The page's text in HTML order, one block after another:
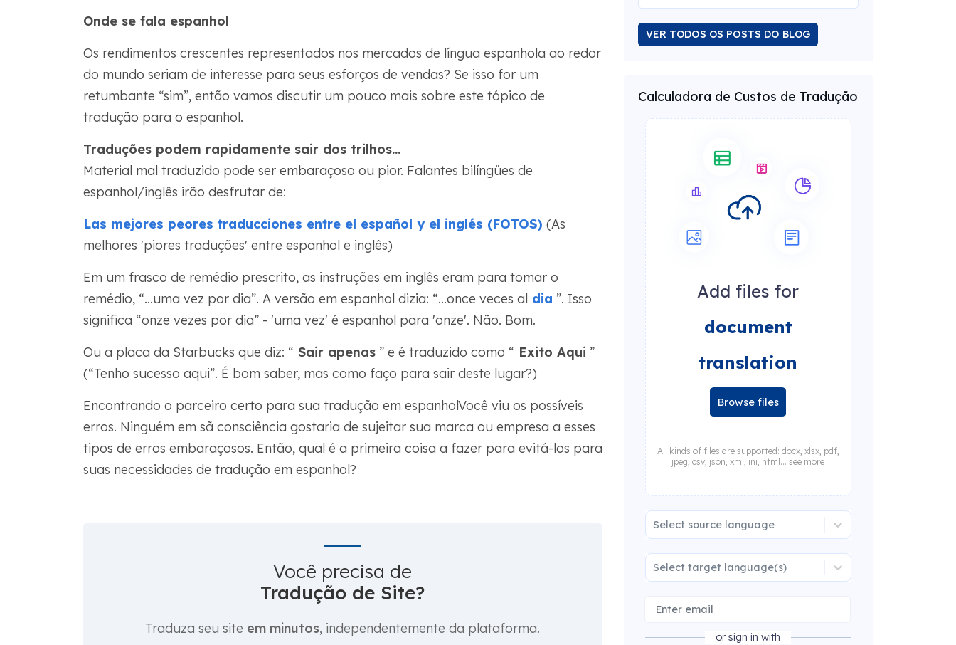
Onde se fala espanhol
Os rendimentos crescentes representados nos mercados de língua espanhola ao redor
do mundo seriam de interesse para seus esforços de vendas? Se isso for um
retumbante “sim”, então vamos discutir um pouco mais sobre este tópico de
tradução para o espanhol.
Traduções podem rapidamente sair dos trilhos…
Material mal traduzido pode ser embaraçoso ou pior. Falantes bilíngües de
espanhol/inglês irão desfrutar de:
Las mejores peores traducciones entre el español y el inglés (FOTOS) (As
melhores 'piores traduções' entre espanhol e inglês)
Em um frasco de remédio prescrito, as instruções em inglês eram para tomar o
remédio, “...uma vez por dia”. A versão em espanhol dizia: “...once veces al dia ”. Isso
significa “onze vezes por dia” - 'uma vez' é espanhol para 'onze'. Não. Bom.
Ou a placa da Starbucks que diz: “ Sair apenas” e é traduzido como “ Exito Aqui ”
(“Tenho sucesso aqui”. É bom saber, mas como faço para sair deste lugar?)
Encontrando o parceiro certo para sua tradução em espanholVocê viu os possíveis
erros. Ninguém em sã consciência gostaria de sujeitar sua marca ou empresa a esses
tipos de erros embaraçosos. Então, qual é a primeira coisa a fazer para evitá-los para
suas necessidades de tradução em espanhol?
Você precisa de
Tradução de Site?
Traduza seu site em minutos, independentemente da plataforma.
VER TODOS OS POSTS DO BLOG
Calculadora de Custos de Tradução
Add files for
document
translation
Browse files
All kinds of files are supported: docx, xlsx, pdf,
jpeg, csv, json, xml, ini, html... see more
Select source language
Select target language(s)
or sign in with